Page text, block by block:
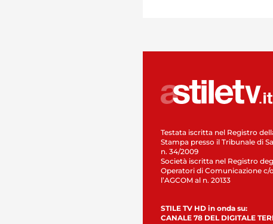
Testata iscritta nel Registro
Stampa presso il Tribunale di
n. 34/2009
Società iscritta nel Registro
Operatori di Comunicazione c/o
l’AGCOM al n. 20133
STILE TV HD in onda su:
CANALE 78 DEL DIGITALE